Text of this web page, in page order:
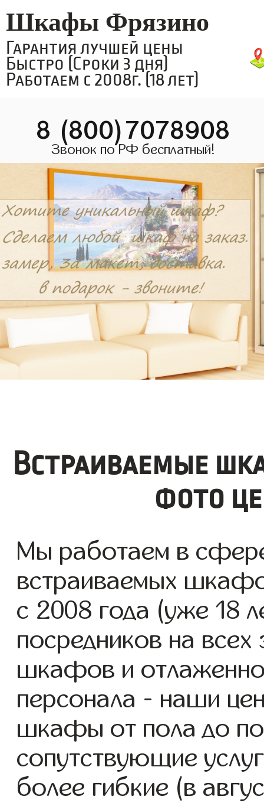
Шкафы Фрязино
Гарантия лучшей цены
Быстро (Сроки 3 дня)
Работаем с 2008г. (18 лет)
8 (800)7078908
Звонок по РФ бесплатный!
Встраиваемые
фото
Мы работаем в
встраиваемых
с 2008 года (уже 18
посредников на всех
шкафов и
персонала - наши
шкафы от пола до
сопутствующие
более гибкие (в